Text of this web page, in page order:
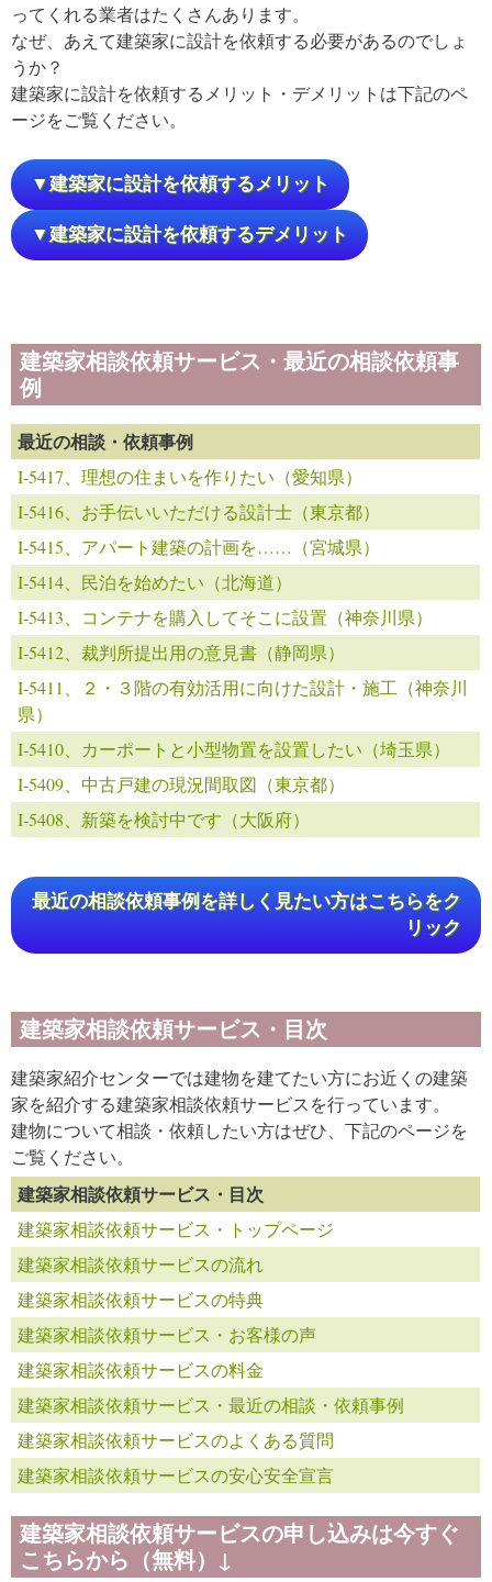
ってくれる業者はたくさんあります。
なぜ、あえて建築家に設計を依頼する必要があるのでしょ
うか？
建築家に設計を依頼するメリット・デメリットは下記のペ
ージをご覧ください。
▼建築家に設計を依頼するメリット
▼建築家に設計を依頼するデメリット
建築家相談依頼サービス・最近の相談依頼事
例
最近の相談・依頼事例
I-5417、理想の住まいを作りたい（愛知県）
I-5416、お手伝いいただける設計士（東京都）
I-5415、アパート建築の計画を……（宮城県）
I-5414、民泊を始めたい（北海道）
I-5413、コンテナを購入してそこに設置（神奈川県）
I-5412、裁判所提出用の意見書（静岡県）
I-5411、２・３階の有効活用に向けた設計・施工（神奈川
県）
I-5410、カーポートと小型物置を設置したい（埼玉県）
I-5409、中古戸建の現況間取図（東京都）
I-5408、新築を検討中です（大阪府）
最近の相談依頼事例を詳しく見たい方はこちらをク
リック
建築家相談依頼サービス・目次
建築家紹介センターでは建物を建てたい方にお近くの建築
家を紹介する建築家相談依頼サービスを行っています。
建物について相談・依頼したい方はぜひ、下記のページを
ご覧ください。
建築家相談依頼サービス・目次
建築家相談依頼サービス・トップページ
建築家相談依頼サービスの流れ
建築家相談依頼サービスの特典
建築家相談依頼サービス・お客様の声
建築家相談依頼サービスの料金
建築家相談依頼サービス・最近の相談・依頼事例
建築家相談依頼サービスのよくある質問
建築家相談依頼サービスの安心安全宣言
建築家相談依頼サービスの申し込みは今すぐ
こちらから（無料）↓